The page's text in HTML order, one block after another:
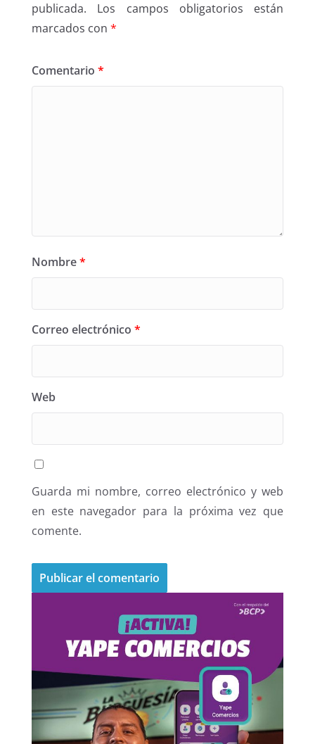
publicada.
Los campos obligatorios están
marcados con *
Comentario *
Nombre*
Correo electrónico *
Web
Guarda mi nombre, correo electrónico y web
en este navegador para la próxima vez que
comente.